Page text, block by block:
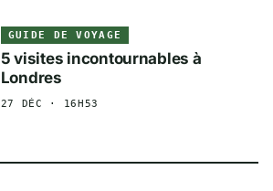
GUIDE DE VOYAGE
5 visites incontournables à
Londres
27 DÉC · 16H53